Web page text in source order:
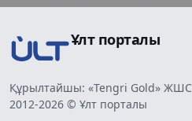
Ұлт порталы
Құрылтайшы: «Tengri Gold» ЖШС
2012-2026 © Ұлт порталы